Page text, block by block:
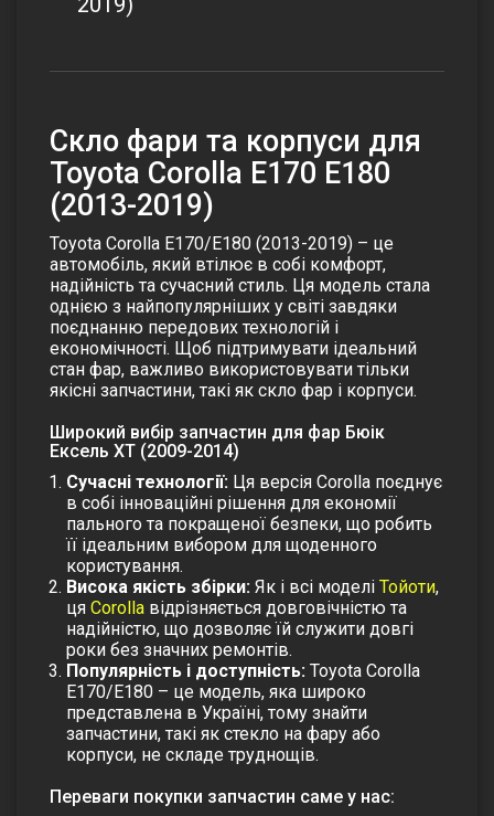
Скло фари та корпуси для
Toyota Corolla E170 E180
(2013-2019)
Toyota Corolla E170/E180 (2013-2019) – це
автомобіль, який втілює в собі комфорт,
надійність та сучасний стиль. Ця модель стала
однією з найпопулярніших у світі завдяки
поєднанню передових технологій і
економічності. Щоб підтримувати ідеальний
стан фар, важливо використовувати тільки
якісні запчастини, такі як скло фар і корпуси.
Широкий вибір запчастин для фар Бюік
Ексель XT (2009-2014)
Сучасні технології: Ця версія Corolla поєднує
в собі інноваційні рішення для економії
пального та покращеної безпеки, що робить
її ідеальним вибором для щоденного
користування.
Висока якість збірки: Як і всі моделі Тойоти,
ця Corolla відрізняється довговічністю та
надійністю, що дозволяє їй служити довгі
роки без значних ремонтів.
Популярність і доступність: Toyota Corolla
E170/E180 – це модель, яка широко
представлена в Україні, тому знайти
запчастини, такі як стекло на фару або
корпуси, не складе труднощів.
Переваги покупки запчастин саме у нас: